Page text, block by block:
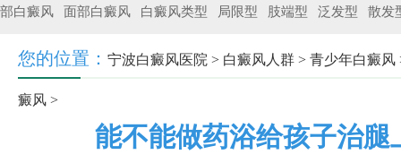
部白癜风 面部白癜风 白癜风类型 局限型 肢端型 泛发型 散发
您的位置： 宁波白癜风医院 > 白癜风人群 > 青少年白癜风
癜风 >
能不能做药浴给孩子治腿